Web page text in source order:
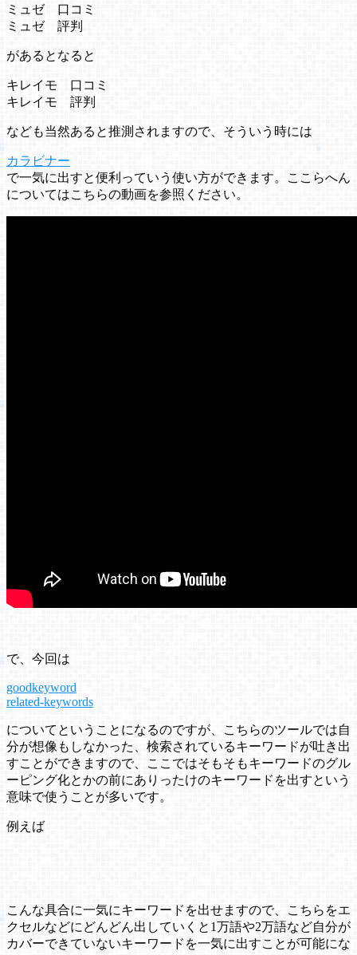
ミュゼ 口コミ
ミュゼ 評判
があるとなると
キレイモ 口コミ
キレイモ 評判
なども当然あると推測されますので、そういう時には
カラビナー
で一気に出すと便利っていう使い方ができます。ここらへん
についてはこちらの動画を参照ください。
で、今回は
goodkeyword
related-keywords
についてということになるのですが、こちらのツールでは自
分が想像もしなかった、検索されているキーワードが吐き出
すことができますので、ここではそもそもキーワードのグル
ーピング化とかの前にありったけのキーワードを出すという
意味で使うことが多いです。
例えば
こんな具合に一気にキーワードを出せますので、こちらをエ
クセルなどにどんどん出していくと1万語や2万語など自分が
カバーできていないキーワードを一気に出すことが可能にな